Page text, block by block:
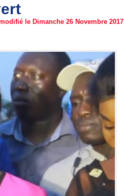
le Dimanche 26 Novembre 2017